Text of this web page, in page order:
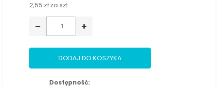
2,55 zł za szt.
DODAJ DO KOSZYKA
Dostępność: